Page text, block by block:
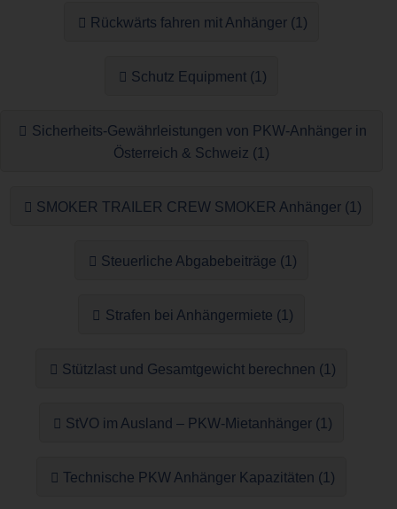
Rückwärts fahren mit Anhänger (1)
Schutz Equipment (1)
Sicherheits-Gewährleistungen von PKW-Anhänger in
Österreich & Schweiz (1)
SMOKER TRAILER CREW SMOKER Anhänger (1)
Steuerliche Abgabebeiträge (1)
Strafen bei Anhängermiete (1)
Stützlast und Gesamtgewicht berechnen (1)
StVO im Ausland – PKW-Mietanhänger (1)
Technische PKW Anhänger Kapazitäten (1)